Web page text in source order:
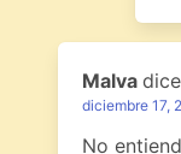
Malva
diciembre 17,
No